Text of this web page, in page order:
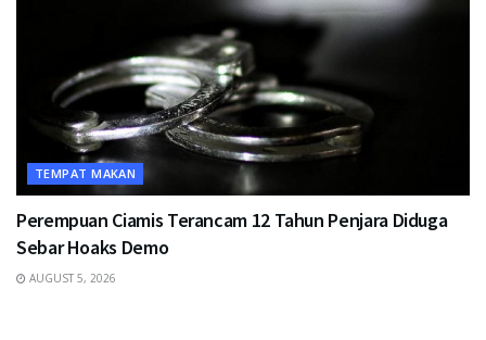
TEMPAT MAKAN
Perempuan Ciamis Terancam 12 Tahun Penjara Diduga
Sebar Hoaks Demo
AUGUST 5, 2026